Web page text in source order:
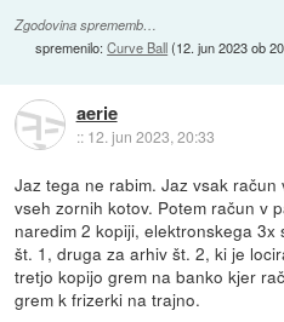
Zgodovina sprememb…
spremenilo:Curve Ball(12. jun 2023 ob
aerie
:: 12. jun 2023, 20:33
Jaz tega ne rabim. Jaz vsak
vseh zornih kotov. Potem račun v
naredim 2 kopiji, elektronskega
št. 1, druga za arhiv št. 2, ki je
tretjo kopijo grem na banko kjer
grem k frizerki na trajno.